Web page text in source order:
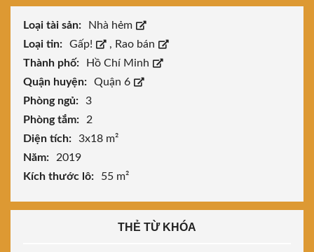
Loại tài sản:
Nhà hẻm
Loại tin:
Gấp! , Rao bán
Thành phố:
Hồ Chí Minh
Quận huyện:
Quận 6
Phòng ngủ:
3
Phòng tắm:
2
Diện tích:
3x18 m²
Năm:
2019
Kích thước lô:
55 m²
THẺ TỪ KHÓA